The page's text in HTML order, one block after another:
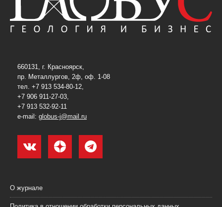
660131, г. Красноярск,
пр. Металлургов, 2ф, оф. 1-08
тел. +7 913 534-80-12,
+7 906 911-27-03,
+7 913 532-92-11
e-mail: globus-j@mail.ru
О журнале